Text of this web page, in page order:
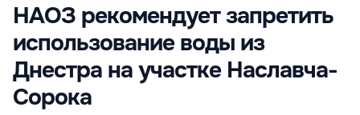
НАОЗ рекомендует запретить
использование воды из
Днестра на участке Наславча-
Сорока